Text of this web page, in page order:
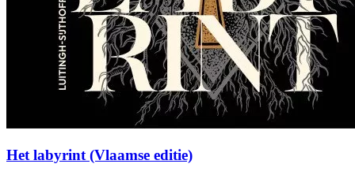
Het labyrint (Vlaamse editie)